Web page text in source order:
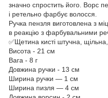
значно спростить його. Ворс
і ретельно фарбує волосся.
Ручка пензля виготовлена з
в реакцію з фарбувальними
✅Щетина кисті штучна,
Висота - 21 см
Вага - 8 г
Довжина ручки - 13 см
Ширина ручки — 1 см
Ширина пизля — 4 см